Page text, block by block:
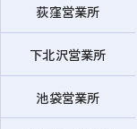
荻窪営業所
下北沢営業所
池袋営業所